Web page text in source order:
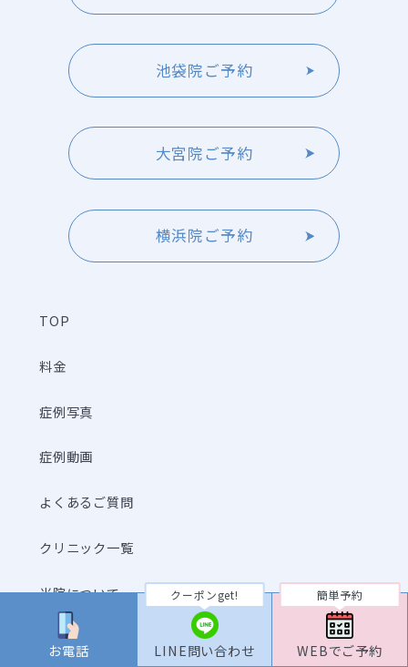
お電話
クーポンget!
LINE問い合わせ
簡単予約
WEBでご予約
池袋院ご予約
大宮院ご予約
横浜院ご予約
TOP
料金
症例写真
症例動画
よくあるご質問
クリニック一覧
当院について
ドクター紹介